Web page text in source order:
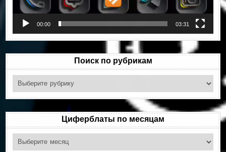
00:00 03:31
Поиск по рубрикам
Поиск
рубрикам
Циферблаты по месяцам
Циферблаты